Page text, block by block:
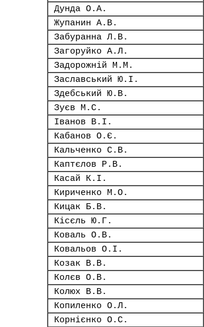
Дунда О.А.
Жупанин А.В.
Забуранна Л.В.
Загоруйко А.Л.
Задорожній М.М.
Заславський Ю.І.
Здебський Ю.В.
Зуєв М.С.
Іванов В.І.
Кабанов О.Є.
Кальченко С.В.
Каптєлов Р.В.
Касай К.І.
Кириченко М.О.
Кицак Б.В.
Кісєль Ю.Г.
Коваль О.В.
Ковальов О.І.
Козак В.В.
Колєв О.В.
Колюх В.В.
Копиленко О.Л.
Корнієнко О.С.